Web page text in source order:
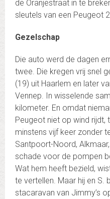
de Oranjestraat in te
sleutels van een Peugeot
Gezelschap
Die auto werd de dagen
twee. Die kregen vrij snel
(19) uit Haarlem en later
Vennep. In wisselende
kilometer. En omdat
Peugeot niet op wind
minstens vijf keer zonder
Santpoort-Noord,
schade voor de pompen
Wat hem heeft bezield,
te vertellen. Maar hij en S.
stacaravan van Jimmy’s